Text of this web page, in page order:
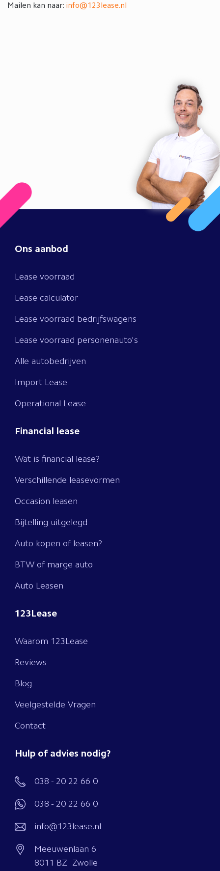
Mailen kan naar: info@123lease.nl
Ons aanbod
Lease voorraad
Lease calculator
Lease voorraad bedrijfswagens
Lease voorraad personenauto's
Alle autobedrijven
Import Lease
Operational Lease
Financial lease
Wat is financial lease?
Verschillende leasevormen
Occasion leasen
Bijtelling uitgelegd
Auto kopen of leasen?
BTW of marge auto
Auto Leasen
123Lease
Waarom 123Lease
Reviews
Blog
Veelgestelde Vragen
Contact
Hulp of advies nodig?
038 - 20 22 66 0
038 - 20 22 66 0
info@123lease.nl
Meeuwenlaan 6
8011 BZ Zwolle